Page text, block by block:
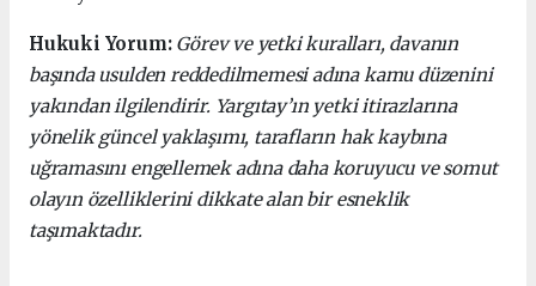
Hukuki Yorum: Görev ve yetki kuralları, davanın
başında usulden reddedilmemesi adına kamu düzenini
yakından ilgilendirir. Yargıtay’ın yetki itirazlarına
yönelik güncel yaklaşımı, tarafların hak kaybına
uğramasını engellemek adına daha koruyucu ve somut
olayın özelliklerini dikkate alan bir esneklik
taşımaktadır.